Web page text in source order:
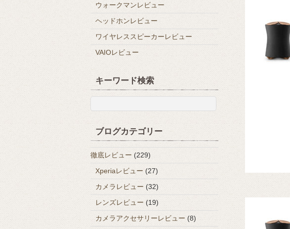
ウォークマンレビュー
ヘッドホンレビュー
ワイヤレススピーカーレビュー
VAIOレビュー
キーワード検索
ブログカテゴリー
徹底レビュー (229)
Xperiaレビュー(27)
カメラレビュー (32)
レンズレビュー (19)
カメラアクセサリーレビュー (8)